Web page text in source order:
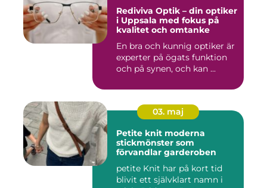
Rediviva Optik – din optiker
i Uppsala med fokus på
kvalitet och omtanke
En bra och kunnig optiker är
experter på ögats funktion
och på synen, och kan ...
03. maj
Petite knit moderna
stickmönster som
förvandlar garderoben
petite Knit har på kort tid
blivit ett självklart namn i